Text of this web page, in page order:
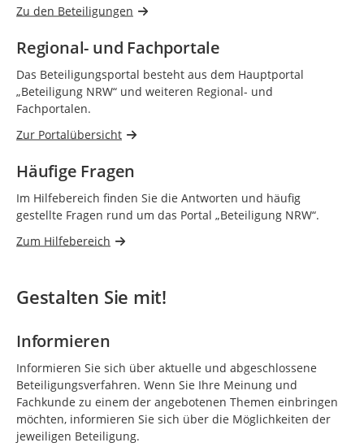
Zu den Beteiligungen
Regional- und Fachportale
Das Beteiligungsportal besteht aus dem Hauptportal
„Beteiligung NRW“ und weiteren Regional- und
Fachportalen.
Zur Portalübersicht
Häufige Fragen
Im Hilfebereich finden Sie die Antworten und häufig
gestellte Fragen rund um das Portal „Beteiligung NRW“.
Zum Hilfebereich
Gestalten Sie mit!
Informieren
Informieren Sie sich über aktuelle und abgeschlossene
Beteiligungsverfahren. Wenn Sie Ihre Meinung und
Fachkunde zu einem der angebotenen Themen einbringen
möchten, informieren Sie sich über die Möglichkeiten der
jeweiligen Beteiligung.